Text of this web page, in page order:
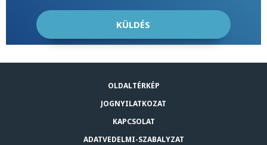
OLDALTÉRKÉP
JOGNYILATKOZAT
KAPCSOLAT
ADATVEDELMI-SZABALYZAT